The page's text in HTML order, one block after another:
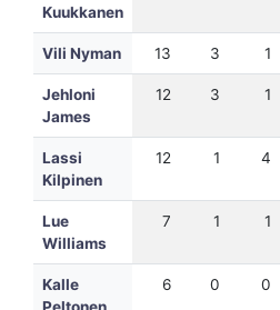
Kuukkanen
Vili Nyman 13 3 1
Jehloni
James
12 3 1
Lassi
Kilpinen
12 1 4
Lue
Williams
7 1 1
Kalle
6 0 0